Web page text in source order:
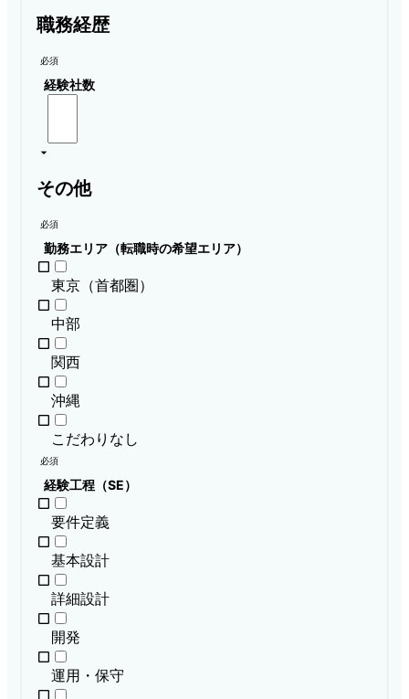
職務経歴
必須
経験社数
その他
必須
勤務エリア（転職時の希望エリア）
東京（首都圏）
中部
関西
沖縄
こだわりなし
必須
経験工程（SE）
要件定義
基本設計
詳細設計
開発
運用・保守